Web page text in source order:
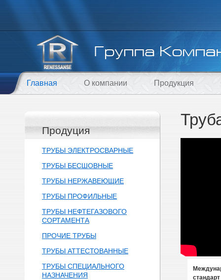
Главная О компании Продукция
Продуция
ТРУБЫ ЭЛЕКТРОСВАРНЫЕ
ТРУБЫ БЕСШОВНЫЕ
ТРУБЫ НЕРЖАВЕЮЩИЕ
ТРУБЫ ПРОФИЛЬНЫЕ
ТРУБЫ НЕФТЕГАЗОВОГО
СОРТАМЕНТА
ПРОЧИЕ ТРУБЫ
ТРУБЫ АТТЕСТОВАННЫЕ
ТРУБЫ СПЕЦИАЛЬНОГО
НАЗНАЧЕНИЯ
стандарт